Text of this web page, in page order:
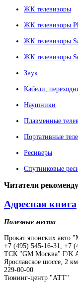
ЖК телевизоры
ЖК телевизоры
ЖК телевизоры
ЖК телевизоры
Звук
Кабели,
Наушники
Плазменные
Портативные
Ресиверы
Спутниковые
Читатели
Адресная книга
Полезные места
Прокат японских авто
+7 (495) 545-16-31, +7
ТСК "GM Москва" Г/К
Ярославское шоссе, 2
229-00-00
Тюнинг-центр "АТТ"